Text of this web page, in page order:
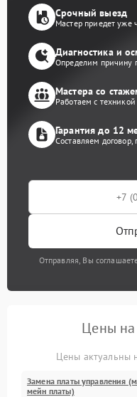
Срочный выезд
Мастер приедет уже
Диагностика и
Определим причину
Мастера со
Работаем с
Гарантия до 12
Составляем договор,
Отправляя, Вы
Цены на
Цены актуальны
Замена платы управления
мейн платы)